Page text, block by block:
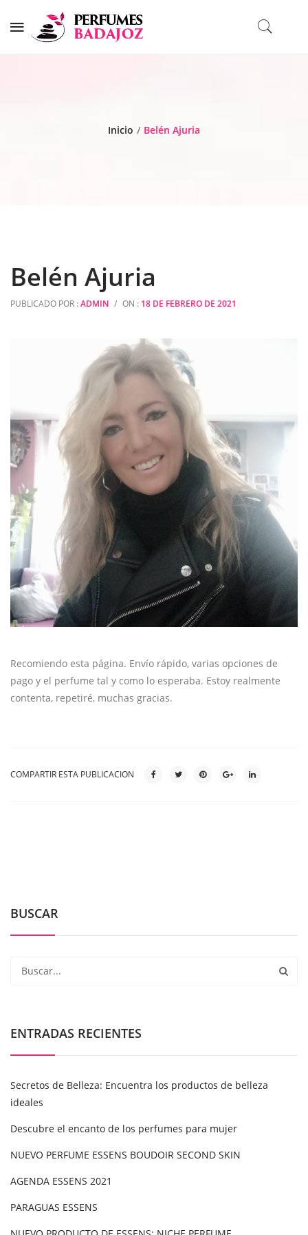
Inicio / Belén Ajuria
Belén Ajuria
PUBLICADO POR :ADMIN / ON : 18 DE FEBRERO DE 2021
Recomiendo esta página. Envío rápido, varias opciones de
pago y el perfume tal y como lo esperaba. Estoy realmente
contenta, repetiré, muchas gracias.
COMPARTIR ESTA PUBLICACION
BUSCAR
ENTRADAS RECIENTES
Secretos de Belleza: Encuentra los productos de belleza
ideales
Descubre el encanto de los perfumes para mujer
NUEVO PERFUME ESSENS BOUDOIR SECOND SKIN
AGENDA ESSENS 2021
PARAGUAS ESSENS